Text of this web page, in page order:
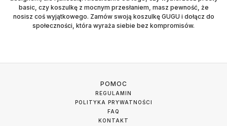
basic, czy koszulkę z mocnym przesłaniem, masz pewność, że
nosisz coś wyjątkowego. Zamów swoją koszulkę GUGU i dołącz do
społeczności, która wyraża siebie bez kompromisów.
POMOC
REGULAMIN
POLITYKA PRYWATNOŚCI
FAQ
KONTAKT